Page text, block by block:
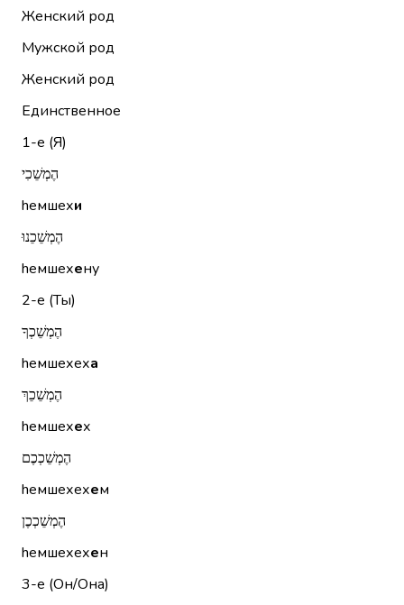
Женский род
Мужской род
Женский род
Единственное
1-е (Я)
הֶמְשֵׁכִי
hемшехи
הֶמְשֵׁכֵנוּ
hемшехену
2-е (Ты)
הֶמְשֵׁכְךָ
hемшехеха
הֶמְשֵׁכֵךְ
hемшехех
הֶמְשֵׁכְכֶם
hемшехехем
הֶמְשֵׁכְכֶן
hемшехехен
3-е (Он/Она)